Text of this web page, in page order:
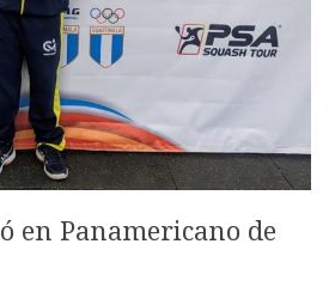
en Panamericano de